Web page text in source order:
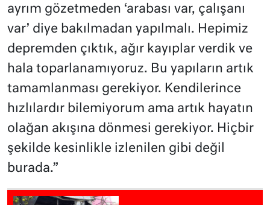
ayrım gözetmeden ‘arabası var, çalışanı
var’ diye bakılmadan yapılmalı. Hepimiz
depremden çıktık, ağır kayıplar verdik ve
hala toparlanamıyoruz. Bu yapıların artık
tamamlanması gerekiyor. Kendilerince
hızlılardır bilemiyorum ama artık hayatın
olağan akışına dönmesi gerekiyor. Hiçbir
şekilde kesinlikle izlenilen gibi değil
burada.”